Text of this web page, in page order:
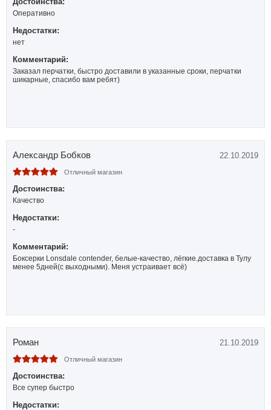
Оперативно
Недостатки:
нет
Комментарий:
Заказал перчатки, быстро доставили в указанные сроки, перчатки
шикарные, спасибо вам ребят)
Александр Бобков 22.10.2019
Отличный магазин
Достоинства:
Качество
Недостатки:
-
Комментарий:
Боксерки Lonsdale contender, белые-качество, лёгкие.доставка в Тулу
менее 5дней(с выходными). Меня устраивает всё)
Роман 21.10.2019
Отличный магазин
Достоинства:
Все супер быстро
Недостатки: